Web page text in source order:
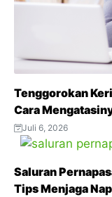
Tenggorokan
Cara
Juli 6, 2026
Saluran
Tips Menjaga